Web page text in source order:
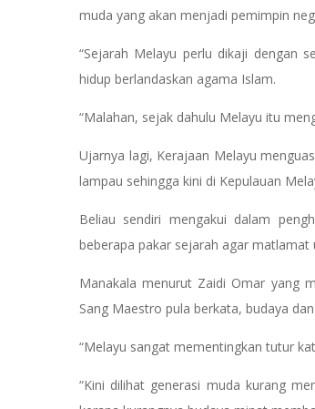
muda yang akan menjadi pemimpin
“Sejarah Melayu perlu dikaji dengan
hidup berlandaskan agama Islam.
“Malahan, sejak dahulu Melayu itu
Ujarnya lagi, Kerajaan Melayu
lampau sehingga kini di Kepulauan
Beliau sendiri mengakui dalam
beberapa pakar sejarah agar
Manakala menurut Zaidi Omar yang
Sang Maestro pula berkata, budaya
“Melayu sangat mementingkan tutur
“Kini dilihat generasi muda kurang